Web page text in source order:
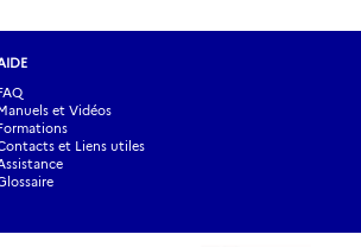
et Vidéos
et Liens utiles